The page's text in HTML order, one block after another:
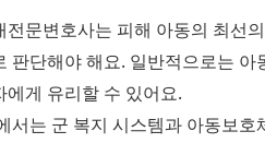
문변호사는 피해 아동의 최선
판단해야 해요. 일반적으로는
게 유리할 수 있어요.
서는 군 복지 시스템과 아동보